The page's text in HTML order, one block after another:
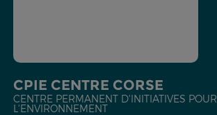
CPIE CENTRE CORSE
CENTRE PERMANENT D'INITIATIVES POUR
L'ENVIRONNEMENT